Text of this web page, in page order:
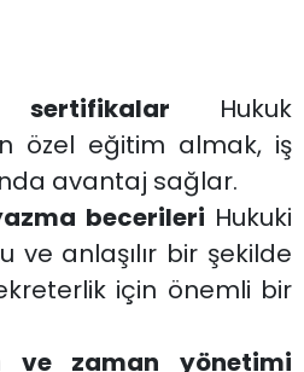
Hukuk
özel eğitim almak, iş
avantaj sağlar.
becerileri Hukuki
ve anlaşılır bir şekilde
için önemli bir
ve zaman yönetimi